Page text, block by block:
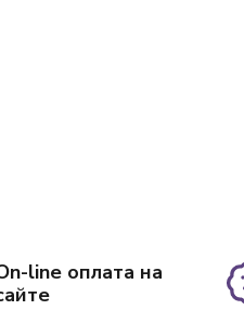
line оплата на